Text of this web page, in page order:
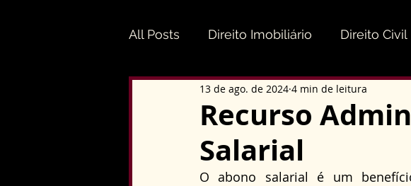
All Posts Direito Imobiliário Direito Civil
Direito Sucessório Direito do
Direito Tributário Direito Empresarial e
Recurso
Salarial
13 de ago. de 2024 4 min de leitura
O abono salarial é um